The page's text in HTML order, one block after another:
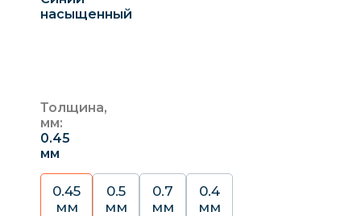
насыщенный
Толщина,
мм:
0.45
мм
0.45
мм
0.5
мм
0.7
мм
0.4
мм